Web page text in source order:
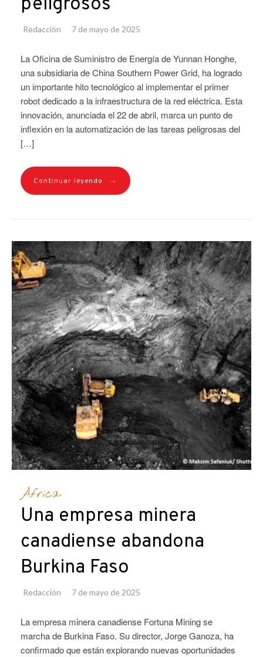
peligrosos
Redacción 7 de mayo de 2025
La Oficina de Suministro de Energía de Yunnan Honghe,
una subsidiaria de China Southern Power Grid, ha logrado
un importante hito tecnológico al implementar el primer
robot dedicado a la infraestructura de la red eléctrica. Esta
innovación, anunciada el 22 de abril, marca un punto de
inflexión en la automatización de las tareas peligrosas del
[…]
Continuar leyendo →
África
Una empresa minera
canadiense abandona
Burkina Faso
Redacción 7 de mayo de 2025
La empresa minera canadiense Fortuna Mining se
marcha de Burkina Faso. Su director, Jorge Ganoza, ha
confirmado que están explorando nuevas oportunidades